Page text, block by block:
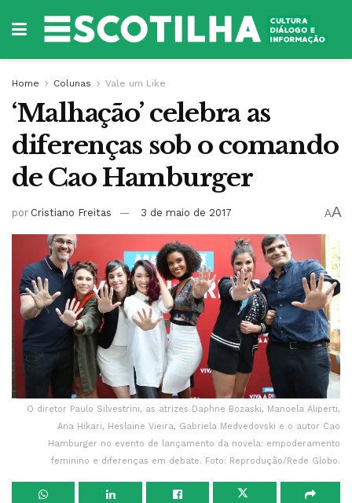
Home Colunas Vale um Like
‘Malhação’ celebra as
diferenças sob o comando
de Cao Hamburger
por Cristiano Freitas 3 de maio de 2017 AA
O diretor Paulo Silvestrini, as atrizes Daphne Bozaski, Manoela Aliperti,
Ana Hikari, Heslaine Vieira, Gabriela Medvedovski e o autor Cao
Hamburger no evento de lançamento da novela: empoderamento
feminino e diferenças em debate. Foto: Reprodução/Rede Globo.